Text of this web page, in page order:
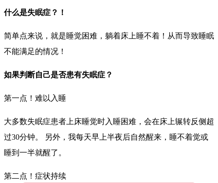
什么是失眠症？！
简单点来说，就是睡觉困难，躺着床上睡不着！从而导致睡眠
不能满足的情况！
如果判断自己是否患有失眠症？
第一点！难以入睡
大多数失眠症患者上床睡觉时入睡困难，会在床上辗转反侧超
过30分钟。 另外，我每天早上半夜后自然醒来，睡不着觉或
睡到一半就醒了。
第二点！症状持续